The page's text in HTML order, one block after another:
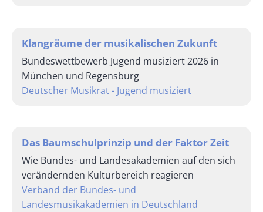
Klangräume der musikalischen Zukunft
Bundeswettbewerb Jugend musiziert 2026 in
München und Regensburg
Deutscher Musikrat - Jugend musiziert
Das Baumschulprinzip und der Faktor Zeit
Wie Bundes- und Landesakademien auf den sich
verändernden Kulturbereich reagieren
Verband der Bundes- und
Landesmusikakademien in Deutschland